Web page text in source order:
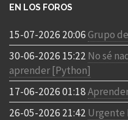
EN LOS FOROS
15-07-2026 20:06Grupo
30-06-2026 15:22 No sé
aprender [Python]
17-06-2026 01:18
26-05-2026 21:42 Urgente